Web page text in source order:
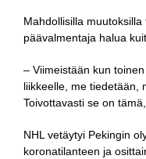
Mahdollisilla
päävalmentaja halua
– Viimeistään kun
liikkeelle, me tiedetään,
Toivottavasti se on
NHL vetäytyi Pekingin
koronatilanteen ja